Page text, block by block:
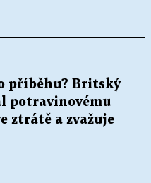
příběhu? Britský
potravinovému
ztrátě a zvažuje